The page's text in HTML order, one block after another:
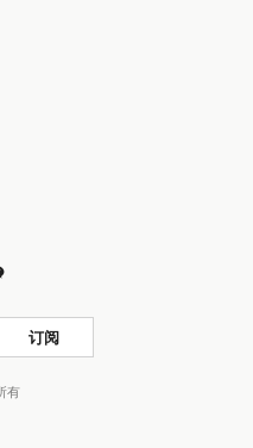
订阅
有